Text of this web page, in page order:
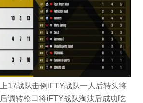
17战队击倒iFTY战队一人后转头将
调转枪口将iFTY战队淘汰后成功吃